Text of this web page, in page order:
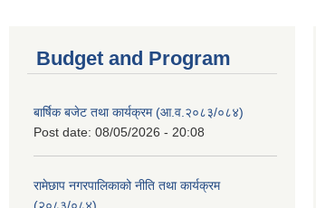
Budget and Program
बार्षिक बजेट तथा कार्यक्रम (आ.व.२०८३/०८४)
Post date: 08/05/2026 - 20:08
रामेछाप नगरपालिकाको नीति तथा कार्यक्रम
(२०८३/०८४)